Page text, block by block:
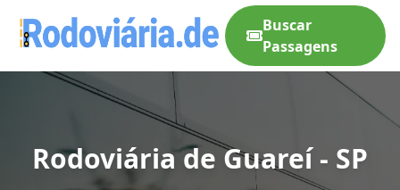
Buscar
Passagens
Rodoviária de Guareí - SP